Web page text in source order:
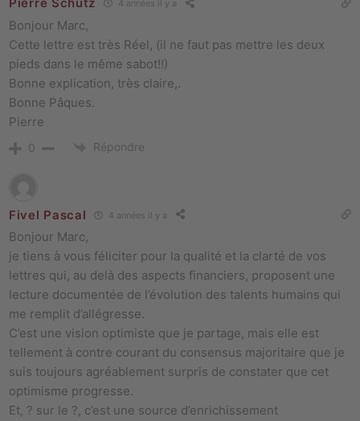
Pierre Schütz 4 années il y a
Bonjour Marc,
Cette lettre est très Réel, (il ne faut pas mettre les deux
pieds dans le même sabot!!)
Bonne explication, très claire,.
Bonne Pâques.
Pierre
0 Répondre
Fivel Pascal 4 années il y a
Bonjour Marc,
je tiens à vous féliciter pour la qualité et la clarté de vos
lettres qui, au delà des aspects financiers, proposent une
lecture documentée de l’évolution des talents humains qui
me remplit d’allégresse.
C’est une vision optimiste que je partage, mais elle est
tellement à contre courant du consensus majoritaire que je
suis toujours agréablement surpris de constater que cet
optimisme progresse.
Et, ? sur le ?, c’est une source d’enrichissement